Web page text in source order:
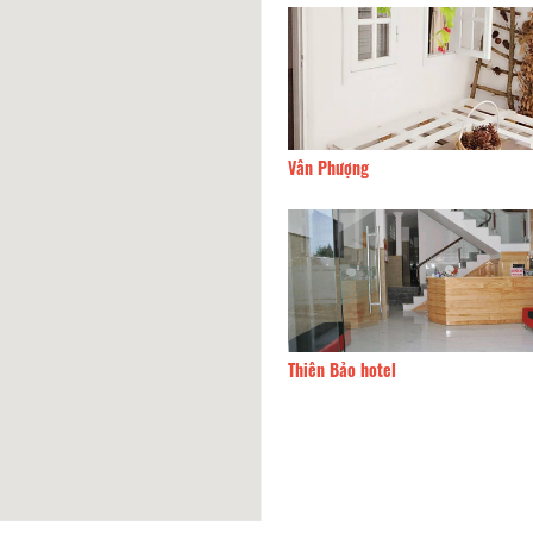
Vân Phượng
Thiên Bảo hotel